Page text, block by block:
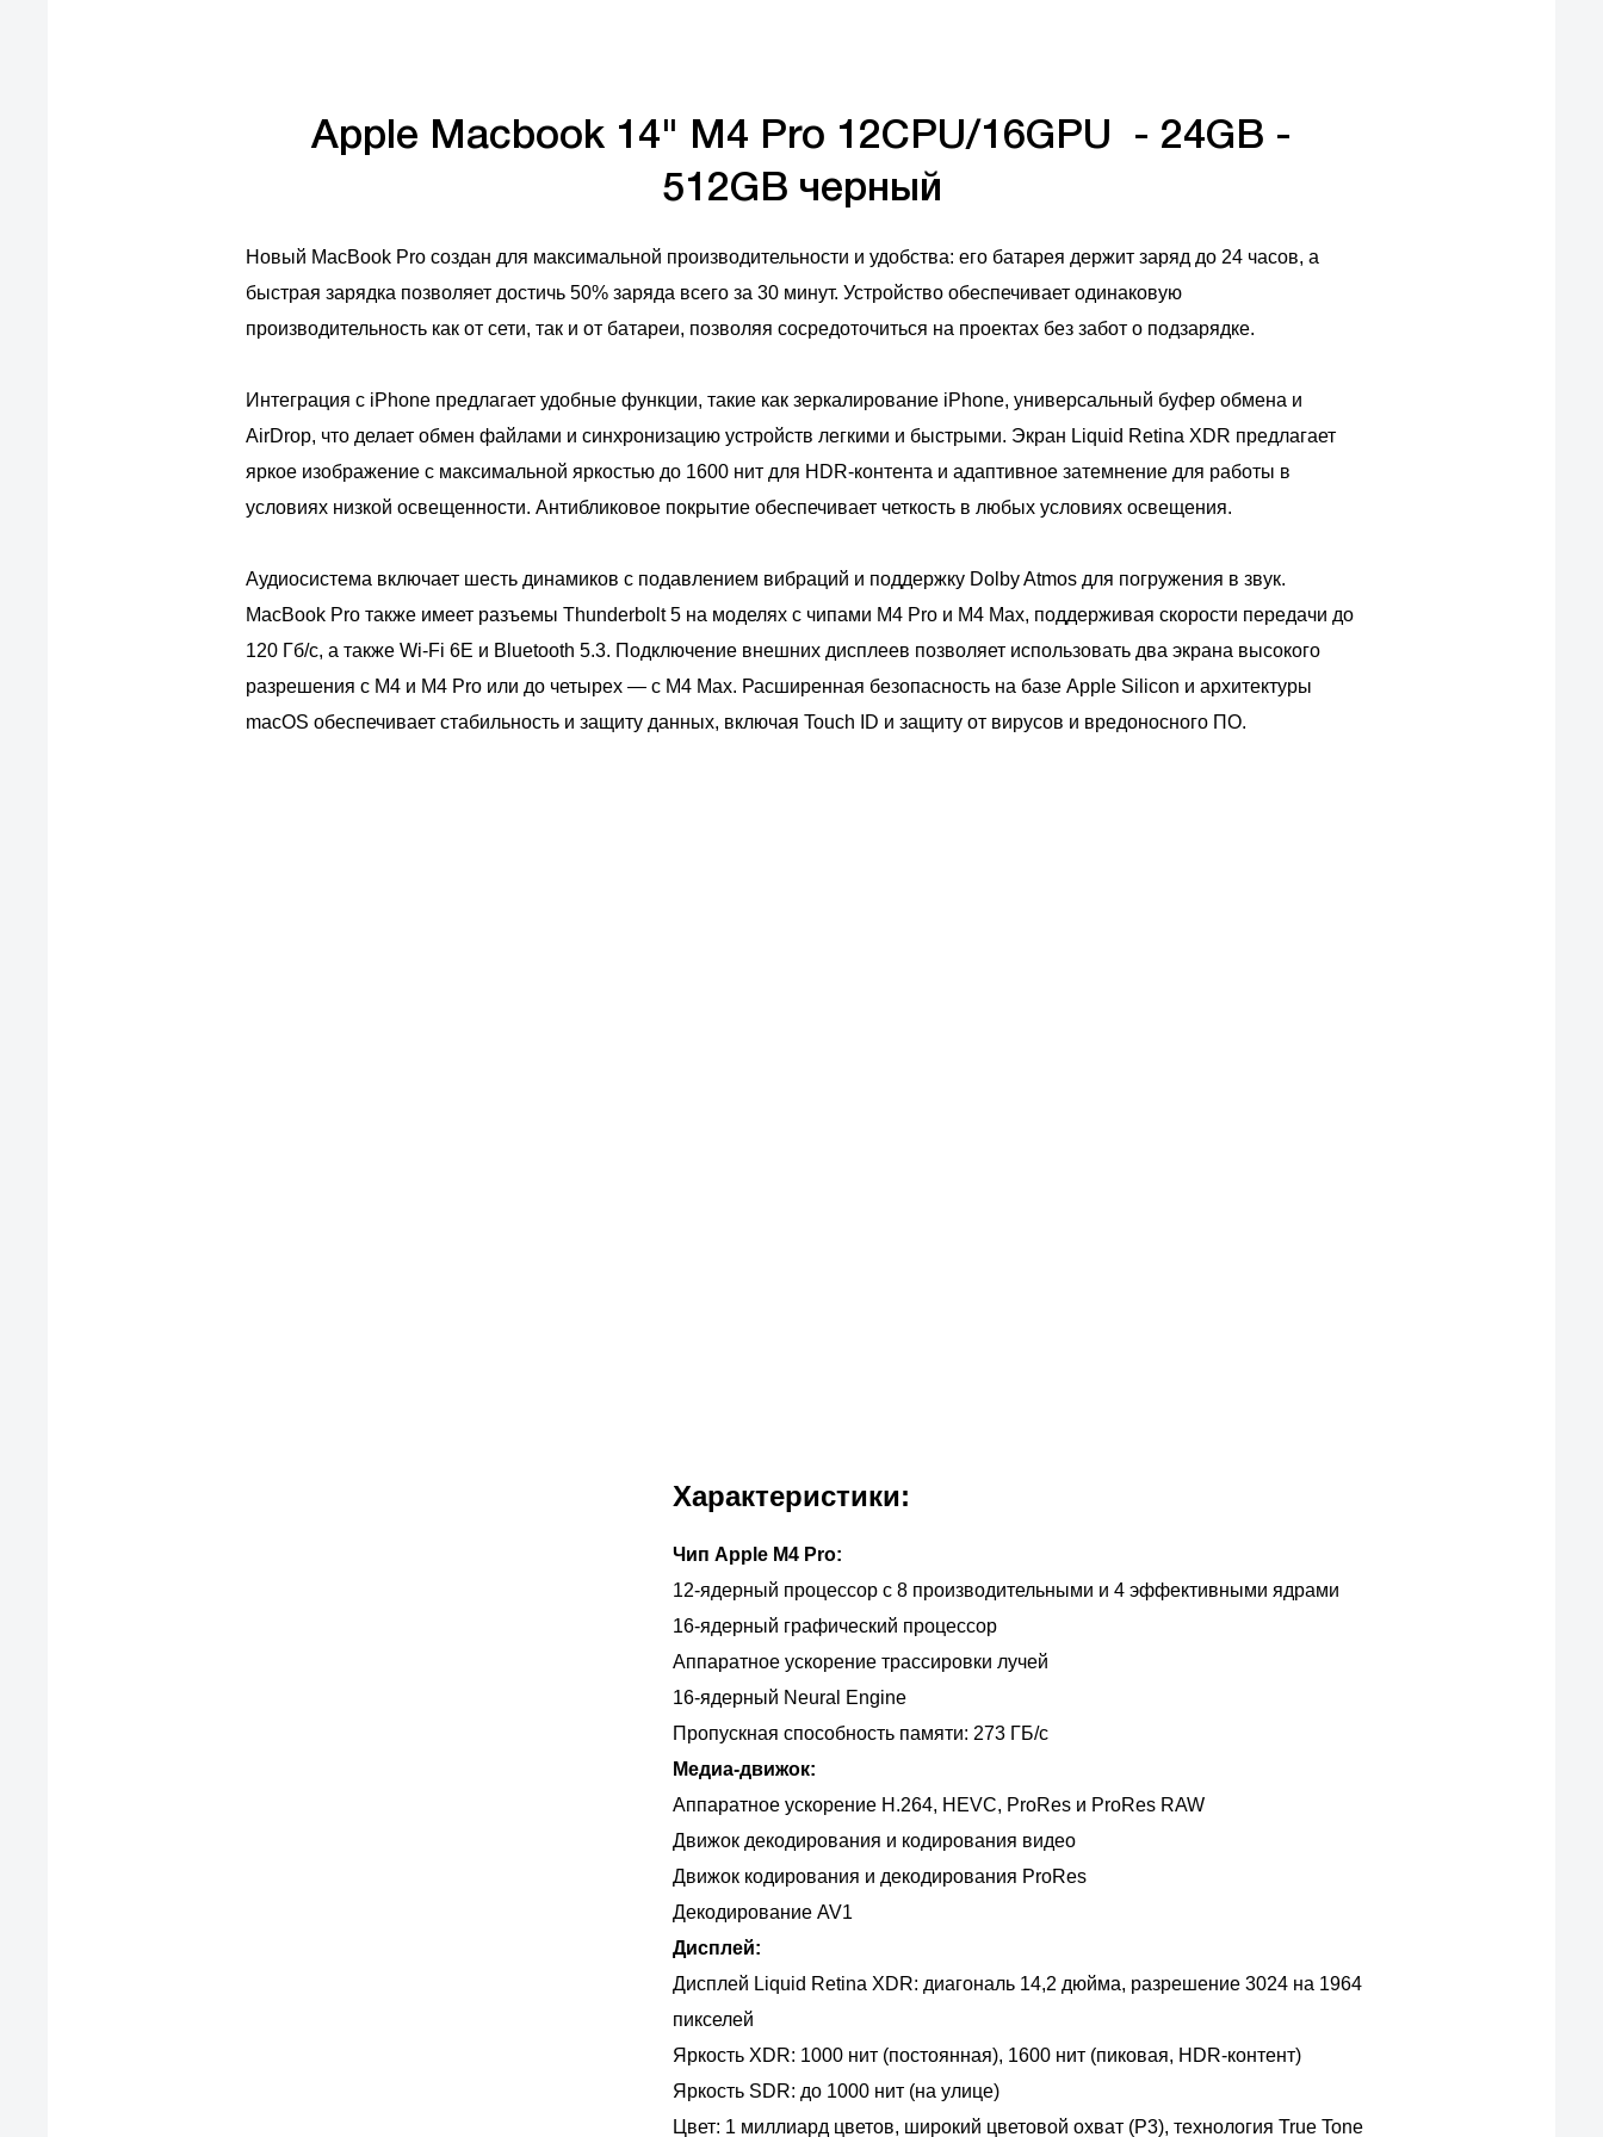
Apple Macbook 14" M4 Pro 12CPU/16GPU - 24GB -
512GB черный
Новый MacBook Pro создан для максимальной производительности и удобства: его батарея держит заряд до 24 часов, а
быстрая зарядка позволяет достичь 50% заряда всего за 30 минут. Устройство обеспечивает одинаковую
производительность как от сети, так и от батареи, позволяя сосредоточиться на проектах без забот о подзарядке.
Интеграция с iPhone предлагает удобные функции, такие как зеркалирование iPhone, универсальный буфер обмена и
AirDrop, что делает обмен файлами и синхронизацию устройств легкими и быстрыми. Экран Liquid Retina XDR предлагает
яркое изображение с максимальной яркостью до 1600 нит для HDR-контента и адаптивное затемнение для работы в
условиях низкой освещенности. Антибликовое покрытие обеспечивает четкость в любых условиях освещения.
Аудиосистема включает шесть динамиков с подавлением вибраций и поддержку Dolby Atmos для погружения в звук.
MacBook Pro также имеет разъемы Thunderbolt 5 на моделях с чипами M4 Pro и M4 Max, поддерживая скорости передачи до
120 Гб/с, а также Wi-Fi 6E и Bluetooth 5.3. Подключение внешних дисплеев позволяет использовать два экрана высокого
разрешения с M4 и M4 Pro или до четырех — с M4 Max. Расширенная безопасность на базе Apple Silicon и архитектуры
macOS обеспечивает стабильность и защиту данных, включая Touch ID и защиту от вирусов и вредоносного ПО.
Характеристики:
Чип Apple M4 Pro:
12-ядерный процессор с 8 производительными и 4 эффективными ядрами
16-ядерный графический процессор
Аппаратное ускорение трассировки лучей
16-ядерный Neural Engine
Пропускная способность памяти: 273 ГБ/с
Медиа-движок:
Аппаратное ускорение H.264, HEVC, ProRes и ProRes RAW
Движок декодирования и кодирования видео
Движок кодирования и декодирования ProRes
Декодирование AV1
Дисплей:
Дисплей Liquid Retina XDR: диагональ 14,2 дюйма, разрешение 3024 на 1964
пикселей
Яркость XDR: 1000 нит (постоянная), 1600 нит (пиковая, HDR-контент)
Яркость SDR: до 1000 нит (на улице)
Цвет: 1 миллиард цветов, широкий цветовой охват (P3), технология True Tone